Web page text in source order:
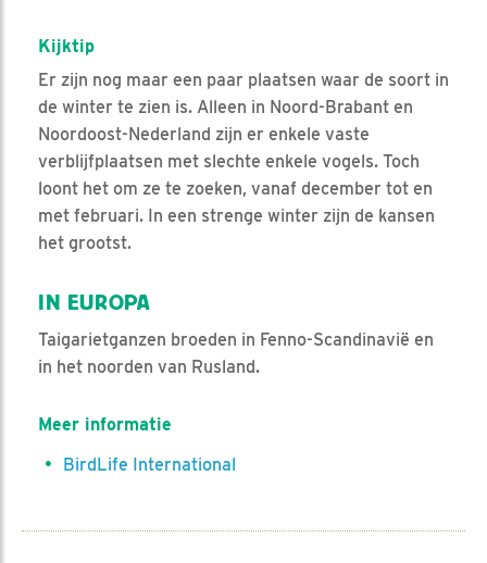
Kijktip
Er zijn nog maar een paar plaatsen waar de soort in
de winter te zien is. Alleen in Noord-Brabant en
Noordoost-Nederland zijn er enkele vaste
verblijfplaatsen met slechte enkele vogels. Toch
loont het om ze te zoeken, vanaf december tot en
met februari. In een strenge winter zijn de kansen
het grootst.
IN EUROPA
Taigarietganzen broeden in Fenno-Scandinavië en
in het noorden van Rusland.
Meer informatie
BirdLife International